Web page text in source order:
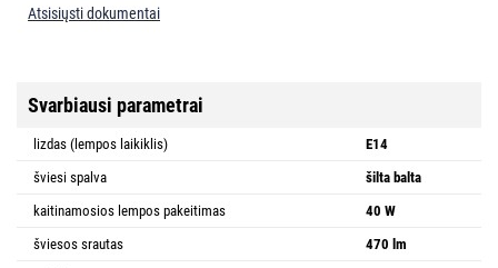
Atsisiųsti dokumentai
Svarbiausi parametrai
lizdas (lempos laikiklis)
E14
šviesi spalva
šilta balta
kaitinamosios lempos pakeitimas
40 W
šviesos srautas
470 lm